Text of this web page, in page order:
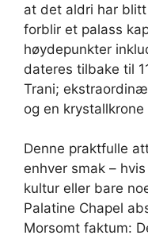
at det aldri har
forblir et palass
høydepunkter
dateres tilbake til
Trani;
og en
Denne praktfulle
enhver smak –
kultur eller bare
Palatine Chapel
Morsomt faktum: